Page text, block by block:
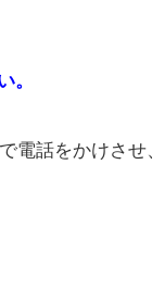
電話をかけさせ、